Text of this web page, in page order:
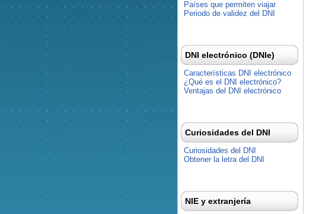
Países que permiten viajar
Periodo de validez del DNI
DNI electrónico (DNIe)
Características DNI electrónico
¿Qué es el DNI electrónico?
Ventajas del DNI electrónico
Curiosidades del DNI
Curiosidades del DNI
Obtener la letra del DNI
NIE y extranjería